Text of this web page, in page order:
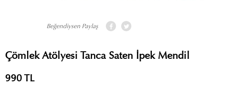
Beğendiysen Paylaş
Çömlek Atölyesi Tanca Saten İpek Mendil
990TL